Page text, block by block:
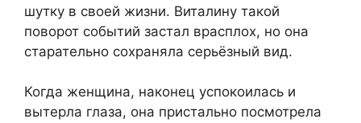
шутку в своей жизни. Виталину такой
поворот событий застал врасплох, но она
старательно сохраняла серьёзный вид.
Когда женщина, наконец успокоилась и
вытерла глаза, она пристально посмотрела